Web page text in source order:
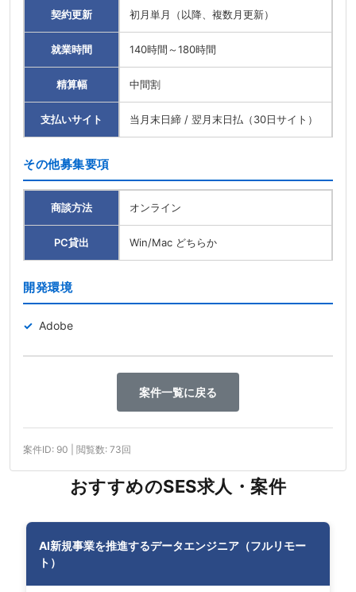
契約更新 初月単月（以降、複数月更新）
就業時間 140時間～180時間
精算幅 中間割
支払いサイト 当月末日締 / 翌月末日払（30日サイト）
その他募集要項
商談方法 オンライン
PC貸出 Win/Mac どちらか
開発環境
Adobe
案件一覧に戻る
案件ID: 90 | 閲覧数: 73回
おすすめのSES求人・案件
AI新規事業を推進するデータエンジニア（フルリモー
ト）